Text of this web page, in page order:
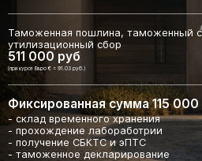
Таможенная пошлина, таможенный
утилизационный сбор
511 000 руб
(при курсе Евро € = 91.03 руб.)
Фиксированная сумма 115 000
- склад временного хранения
- прохождение лабоработрии
- получение СБКТС и эПТС
- таможенное декларирование